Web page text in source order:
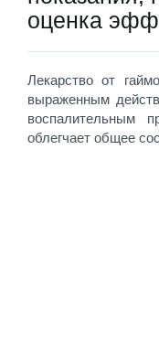
оценка
Лекарство от
выраженным
воспалительным
облегчает общее